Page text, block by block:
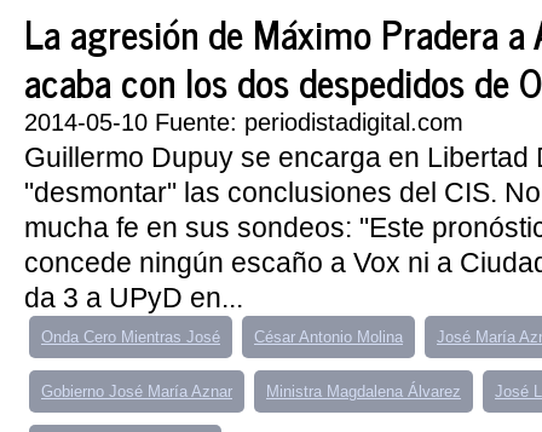
La agresión de Máximo Pradera
acaba con los dos despedidos de
2014-05-10 Fuente: periodistadigital.com
Guillermo Dupuy se encarga en Libertad
"desmontar" las conclusiones del CIS.
mucha fe en sus sondeos: "Este
concede ningún escaño a Vox ni a
da 3 a UPyD en...
Onda Cero Mientras José César Antonio Molina José María
Gobierno José María Aznar Ministra Magdalena Álvarez José